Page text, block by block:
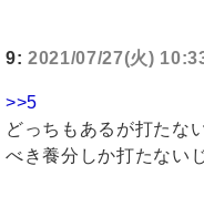
9: 2021/07/27(火)
>>5
どっちもあるが打たな
べき養分しか打たない